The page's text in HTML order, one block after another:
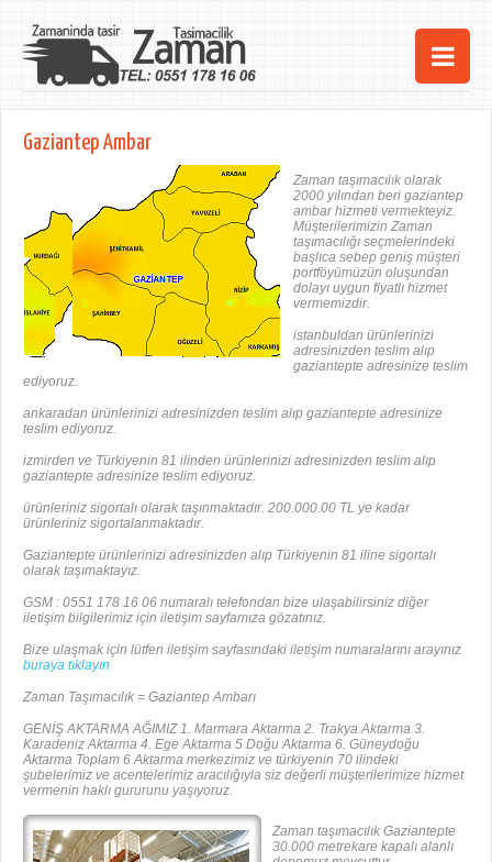
Ana Sayfa
Şehirler
Hizmetlerimiz
Kurumsal
iletişim
Gaziantep Ambar
Zaman taşımacılık olarak
2000 yılından beri gaziantep
ambar hizmeti vermekteyiz.
Müşterilerimizin Zaman
taşımacılığı seçmelerindeki
başlıca sebep geniş müşteri
portföyümüzün oluşundan
dolayı uygun fiyatlı hizmet
vermemizdir.
istanbuldan ürünlerinizi
adresinizden teslim alıp
gaziantepte adresinize teslim
ediyoruz.
ankaradan ürünlerinizi adresinizden teslim alıp gaziantepte adresinize
teslim ediyoruz.
izmirden ve Türkiyenin 81 ilinden ürünlerinizi adresinizden teslim alıp
gaziantepte adresinize teslim ediyoruz.
ürünleriniz sigortalı olarak taşınmaktadır. 200.000.00 TL ye kadar
ürünleriniz sigortalanmaktadır.
Gaziantepte ürünlerinizi adresinizden alıp Türkiyenin 81 iline sigortalı
olarak taşımaktayız.
GSM : 0551 178 16 06 numaralı telefondan bize ulaşabilirsiniz diğer
iletişim bilgilerimiz için iletişim sayfamıza gözatınız.
Bize ulaşmak için lütfen iletişim sayfasındaki iletişim numaralarını arayınız
buraya tıklayın
Zaman Taşımacılık = Gaziantep Ambarı
GENİŞ AKTARMA AĞIMIZ 1. Marmara Aktarma 2. Trakya Aktarma 3.
Karadeniz Aktarma 4. Ege Aktarma 5 Doğu Aktarma 6. Güneydoğu
Aktarma Toplam 6 Aktarma merkezimiz ve türkiyenin 70 ilindeki
şubelerimiz ve acentelerimiz aracılığıyla siz değerli müşterilerimize hizmet
vermenin haklı gururunu yaşıyoruz.
Zaman taşımacılık Gaziantepte
30.000 metrekare kapalı alanlı